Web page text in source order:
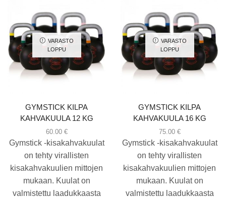
VARASTO
LOPPU
GYMSTICK KILPA
KAHVAKUULA 12 KG
60.00 €
Gymstick -kisakahvakuulat
on tehty virallisten
kisakahvakuulien mittojen
mukaan. Kuulat on
valmistettu laadukkaasta
VARASTO
LOPPU
GYMSTICK KILPA
KAHVAKUULA 16 KG
75.00 €
Gymstick -kisakahvakuulat
on tehty virallisten
kisakahvakuulien mittojen
mukaan. Kuulat on
valmistettu laadukkaasta